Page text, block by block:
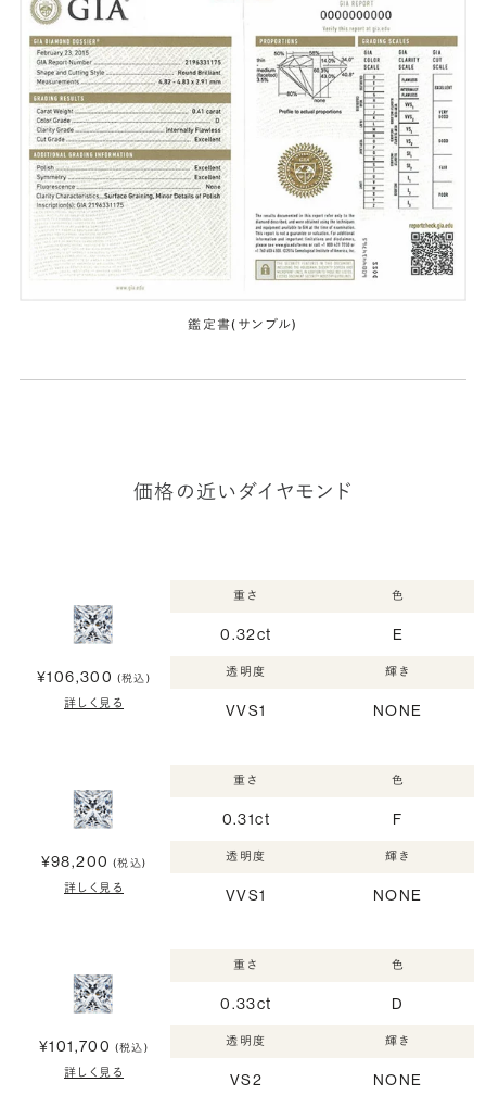
鑑定書(サンプル)
価格の近いダイヤモンド
¥106,300 (税込)
詳しく見る
重さ
0.32ct
色
E
透明度
VVS1
輝き
NONE
¥98,200 (税込)
詳しく見る
重さ
0.31ct
色
F
透明度
VVS1
輝き
NONE
¥101,700 (税込)
詳しく見る
重さ
0.33ct
色
D
透明度
VS2
輝き
NONE